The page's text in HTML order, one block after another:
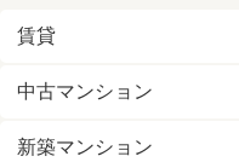
賃貸
中古マンション
新築マンション